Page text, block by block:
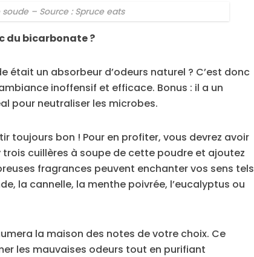
– Source : Spruce eats
du bicarbonate ?
était un absorbeur d’odeurs naturel ? C’est donc
inoffensif et efficace. Bonus : il a un
pour neutraliser les microbes.
toujours bon ! Pour en profiter, vous devrez avoir
cuillères à soupe de cette poudre et ajoutez
fragrances peuvent enchanter vos sens tels
la cannelle, la menthe poivrée, l’eucalyptus ou
la maison des notes de votre choix. Ce
les mauvaises odeurs tout en purifiant